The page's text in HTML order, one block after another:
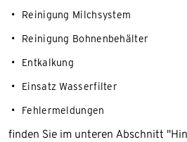
Reinigung Milchsystem
Reinigung Bohnenbehälter
Entkalkung
Einsatz Wasserfilter
Fehlermeldungen
finden Sie im unteren Abschnitt